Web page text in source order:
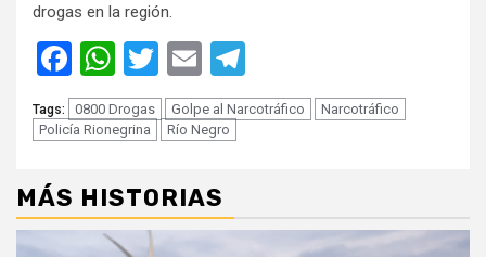
drogas en la región.
Facebook
WhatsApp
Twitter
Email
Tags: 0800 Drogas Golpe al Narcotráfico
Narcotráfico
Policía Rionegrina
Río Negro
MÁS HISTORIAS